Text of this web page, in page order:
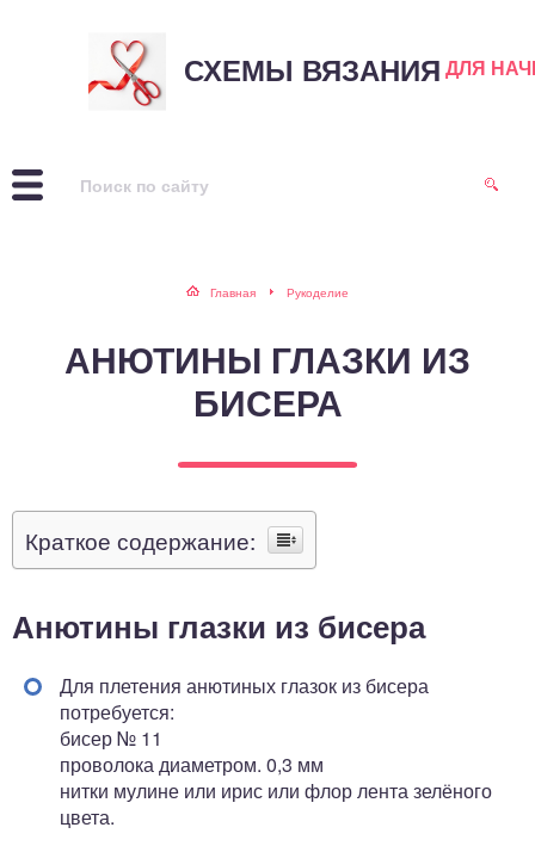
СХЕМЫ ВЯЗАНИЯ ДЛЯ
Главная Рукоделие
АНЮТИНЫ ГЛАЗКИ ИЗ
БИСЕРА
Краткое содержание:
Анютины глазки из бисера
Для плетения анютиных глазок из бисера
потребуется:
бисер № 11
проволока диаметром. 0,3 мм
нитки мулине или ирис или флор лента зелёного
цвета.